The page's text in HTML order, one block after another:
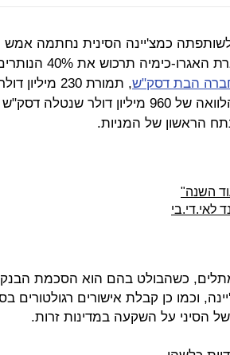
לשותפתה כמצ'יינה הסינית נחתמה אמש
(א'). כמצ'יינה שמחזיקה 60% במניות חברת האגרו-כימיה תרכוש את
הבת דסק"ש
, תמורת 230 מיליון
במקביל תיקח על עצמה כמצ'יינה את ההלוואה של 960 מיליון דולר שנטלה דסק"ש
הראשון של המניות.
השנה"
לאי.די.בי
כשהבולט בהם הוא הסכמת הבנק
וכמו כן קבלת אישורים רגולטורים
הסיני על השקעה במדינות זרות.